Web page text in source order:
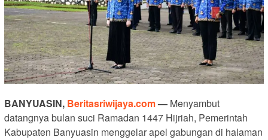
BANYUASIN, Beritasriwijaya.com— Menyambut
datangnya bulan suci Ramadan 1447 Hijriah, Pemerintah
Kabupaten Banyuasin menggelar apel gabungan di halaman